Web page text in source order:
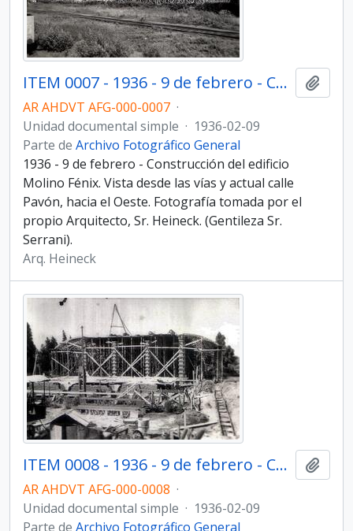
ITEM 0007 - 1936 - 9 de febrero - Construcción del edificio Molino Fénix.
AR AHDVT AFG-000-0007 ·
Unidad documental simple · 1936-02-09
Parte de Archivo Fotográfico General
1936 - 9 de febrero - Construcción del edificio
Molino Fénix. Vista desde las vías y actual calle
Pavón, hacia el Oeste. Fotografía tomada por el
propio Arquitecto, Sr. Heineck. (Gentileza Sr.
Serrani).
Arq. Heineck
ITEM 0008 - 1936 - 9 de febrero - Construcción del edificio Molino Fénix.
AR AHDVT AFG-000-0008 ·
Unidad documental simple · 1936-02-09
Parte de Archivo Fotográfico General